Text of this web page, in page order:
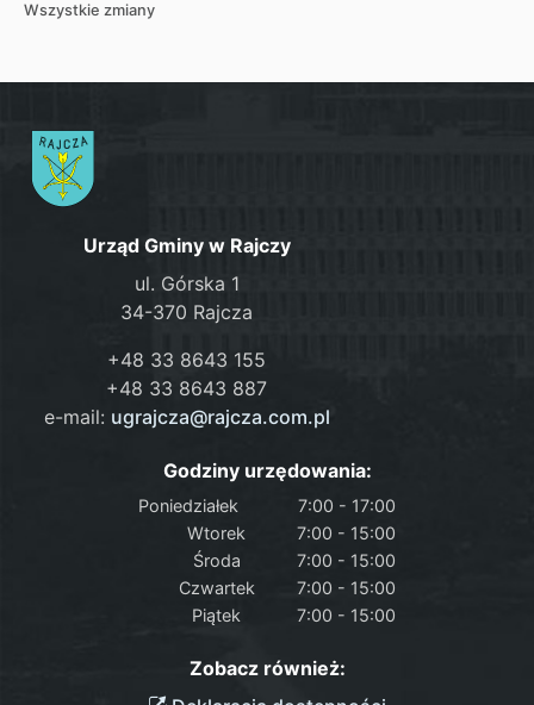
Wszystkie zmiany
Urząd Gminy w Rajczy
ul. Górska 1
34-370 Rajcza
+48 33 8643 155
+48 33 8643 887
e-mail: ugrajcza@rajcza.com.pl
Godziny urzędowania:
Poniedziałek
7:00 - 17:00
Wtorek
7:00 - 15:00
Środa
7:00 - 15:00
Czwartek
7:00 - 15:00
Piątek
7:00 - 15:00
Zobacz również: